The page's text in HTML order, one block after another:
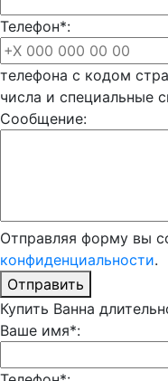
Телефон*:
телефона с кодом
числа и специальные
Сообщение:
Отправляя форму вы
конфиденциальности.
Отправить
Купить Ванна
Ваше имя*: